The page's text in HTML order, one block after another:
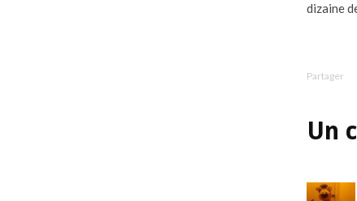
dizaine
Partager
Un